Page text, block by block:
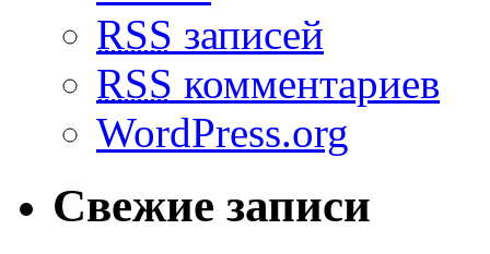
RSS записей
RSS комментариев
WordPress.org
Свежие записи